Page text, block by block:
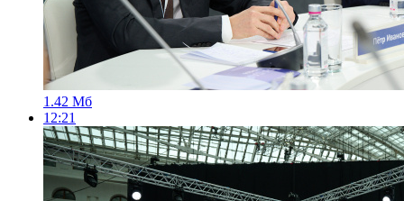
1.42 Мб
12:21